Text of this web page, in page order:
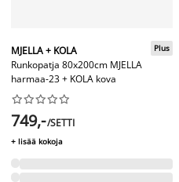
MJELLA + KOLA
Runkopatja 80x200cm MJELLA
harmaa-23 + KOLA kova
Plus






749,-/SETTI
+ lisää kokoja